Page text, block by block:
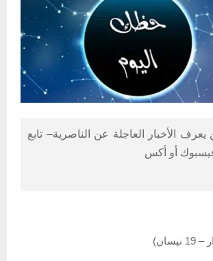
الأخبار العاجلة عن الناصرية– تابع
أو أكس